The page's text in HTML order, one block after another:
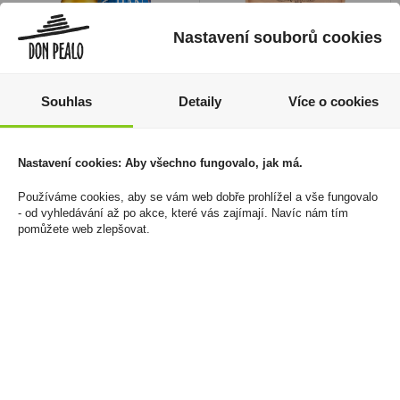
(karton) - Limited
1 799 Kč1 699 Kč
Cena za:1 ks
2 799 Kč
Cena za:krabičku (20 ks)
Skladem:5 - 50 krabiček
Nastavení souborů cookies
Souhlas Detaily Více o cookies
Nastavení cookies: Aby všechno fungovalo, jak má.
Používáme cookies, aby se vám web dobře prohlížel a vše fungovalo
- od vyhledávání až po akce, které vás zajímají. Navíc nám tím
pomůžete web zlepšovat.